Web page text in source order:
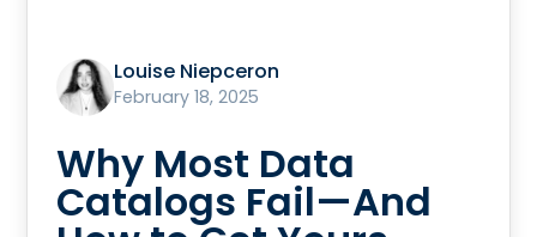
Louise Niepceron
February 18, 2025
Why Most Data
Catalogs Fail—And